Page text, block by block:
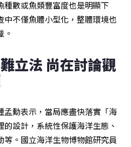
種數或魚類豐富度也是明顯下
中不僅魚體小型化，整體環境也
。
立法 尚在討論觀
孟勳表示，當局應盡快落實「海
設計，系統性保護海洋生態、
。國立海洋生物博物館研究員